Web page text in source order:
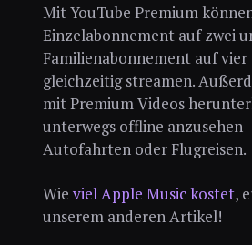
Mit YouTube Premium
Einzelabonnement auf zwei
Familienabonnement auf vier
gleichzeitig streamen.
mit Premium Videos
unterwegs offline anzusehen
Autofahrten oder Flugreisen.
Wie viel Apple Music kostet,
unserem anderen Artikel!